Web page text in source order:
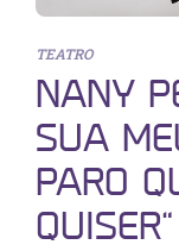
TEATRO
NANY
SUA
PARO
QUISER”